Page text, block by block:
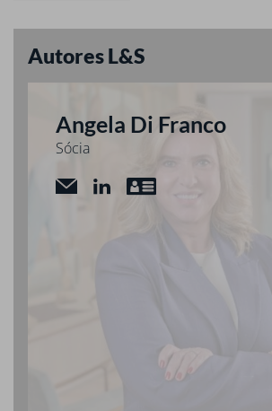
Autores L&S
Angela Di Franco
Sócia